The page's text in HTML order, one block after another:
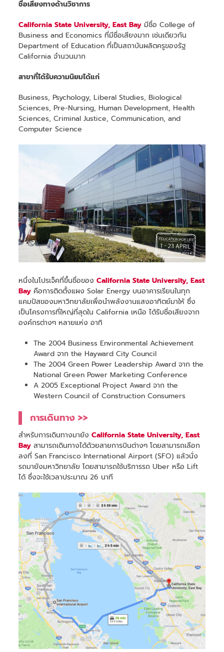
ชื่อเสียงทางด้านวิชาการ
California State University, East Bay มีชื่อ College of
Business and Economics ที่มีชื่อเสียงมาก เช่นเดียวกัน
Department of Education ที่เป็นสถาบันผลิตครูของรัฐ
California จำนวนมาก
สาขาที่ได้รับความนิยมได้แก่
Business, Psychology, Liberal Studies, Biological
Sciences, Pre-Nursing, Human Development, Health
Sciences, Criminal Justice, Communication, and
Computer Science
หนึ่งในโปรเจ็คที่ขึ้นชื่อของCalifornia State University, East
Bay คือการติดตั้งแผง Solar Energy บนอาคารเรียนในทุก
แคมปัสของมหาวิทยาลัยเพื่อนำพลังงานแสงอาทิตย์มาให้ ซึ่ง
เป็นโครงการที่ใหญ่ที่สุดใน California เหนือ ได้รับชื่อเสียงจาก
องค์กรต่างๆ หลายแห่ง อาทิ
The 2004 Business Environmental Achievement
Award จาก the Hayward City Council
The 2004 Green Power Leadership Award จาก the
National Green Power Marketing Conference
A 2005 Exceptional Project Award จาก the
Western Council of Construction Consumers
การเดินทาง >>
สำหรับการเดินทางมายังCalifornia State University, East
Bay สามารถเดินทางได้ด้วยสายการบินต่างๆ โดยสามารถเลือก
ลงที่ San Francisco International Airport (SFO) แล้วนั่ง
รถมายังมหาวิทยาลัย โดยสามารถใช้บริการรถ Uber หรือ Lift
ได้ ซึ่งจะใช้เวลาประมาณ 26 นาที